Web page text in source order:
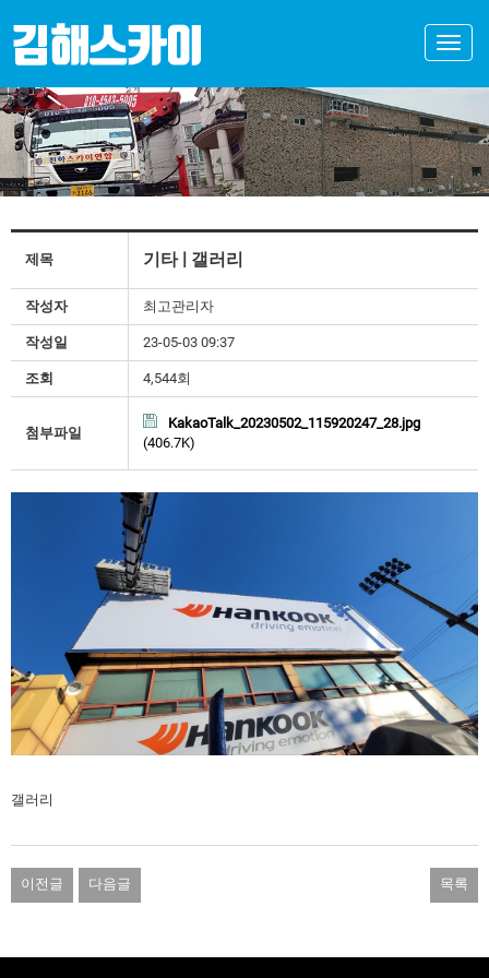
Toggle
제목 기타 | 갤러리
작성자 최고관리자
작성일 23-05-03 09:37
조회 4,544회
첨부파일
KakaoTalk_20230502_115920247_28.jpg
(406.7K)
갤러리
이전글 다음글 목록